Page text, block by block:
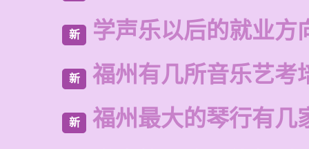
新 学声乐以后的就业方
新 福州有几所音乐艺考
新 福州最大的琴行有几